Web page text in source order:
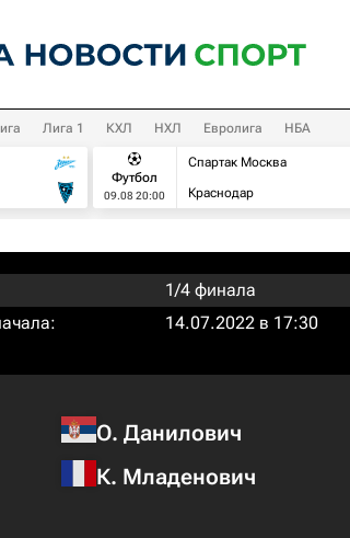
Лига 1 КХЛ НХЛ Евролига НБА
Футбол
09.08 20:00
Спартак Москва
Краснодар
1/4 финала
14.07.2022 в 17:30
О. Данилович
К. Младенович